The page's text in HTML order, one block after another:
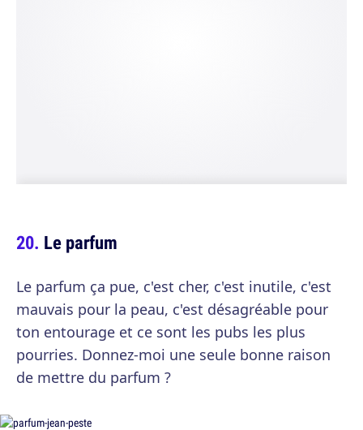
Le parfum
Le parfum ça pue, c'est cher, c'est inutile, c'est
mauvais pour la peau, c'est désagréable pour
ton entourage et ce sont les pubs les plus
pourries. Donnez-moi une seule bonne raison
de mettre du parfum ?